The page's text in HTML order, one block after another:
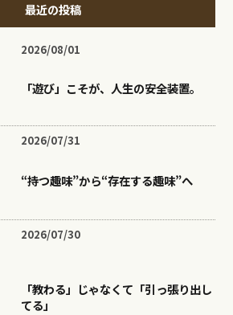
最近の投稿
2026/08/01
「遊び」こそが、人生の安全装置。
2026/07/31
“持つ趣味”から“存在する趣味”へ
2026/07/30
「教わる」じゃなくて「引っ張り出し
てる」